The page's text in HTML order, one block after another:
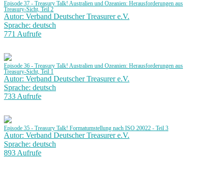
Episode 37 - Treasury Talk! Australien und Ozeanien: Herausforderungen aus
Treasury-Sicht, Teil 2
Autor: Verband Deutscher Treasurer e.V.
Sprache: deutsch
771 Aufrufe
Episode 36 - Treasury Talk! Australien und Ozeanien: Herausforderungen aus
Treasury-Sicht, Teil 1
Autor: Verband Deutscher Treasurer e.V.
Sprache: deutsch
733 Aufrufe
Episode 35 - Treasury Talk! Formatumstellung nach ISO 20022 - Teil 3
Autor: Verband Deutscher Treasurer e.V.
Sprache: deutsch
893 Aufrufe